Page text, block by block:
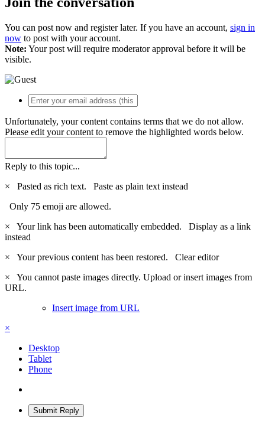
You can post now and register later. If you have an account, sign in
now to post with your account.
Note: Your post will require moderator approval before it will be
visible.
Unfortunately, your content contains terms that we do not allow.
Please edit your content to remove the highlighted words below.
Reply to this topic...
×
Pasted as rich text. Paste as plain text instead
Only 75 emoji are allowed.
×
Your link has been automatically embedded. Display as a link
instead
×
Your previous content has been restored. Clear editor
×
You cannot paste images directly. Upload or insert images from
URL.
Insert image from URL
×
Desktop
Tablet
Phone
Submit Reply